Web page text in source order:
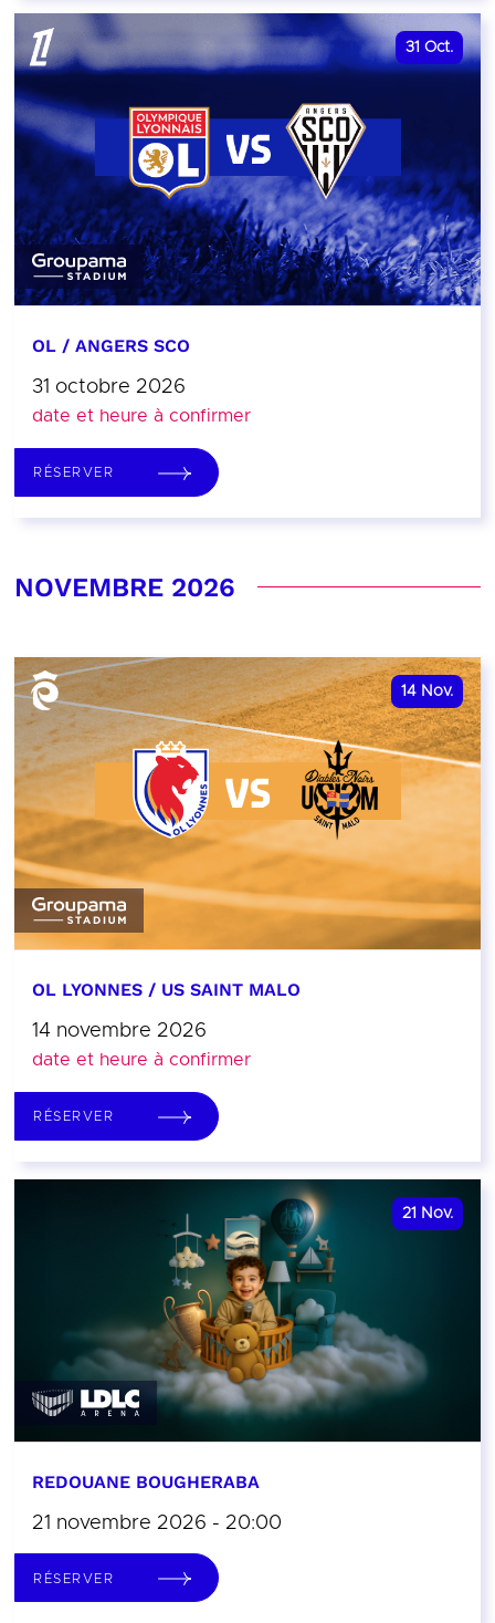
31 Oct.
OL / ANGERS SCO
31 octobre 2026
date et heure à confirmer
RÉSERVER
NOVEMBRE 2026
14 Nov.
OL LYONNES / US SAINT MALO
14 novembre 2026
date et heure à confirmer
RÉSERVER
21 Nov.
REDOUANE BOUGHERABA
21 novembre 2026 - 20:00
RÉSERVER